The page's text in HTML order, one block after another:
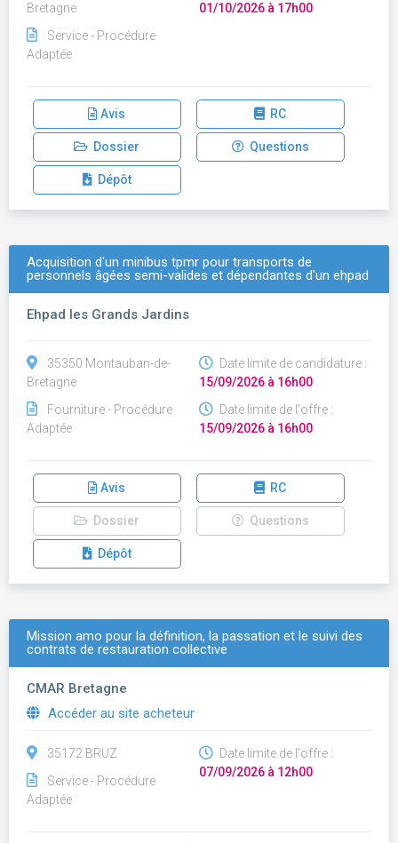
Bretagne
Service - Procédure
Adaptée
01/10/2026 à 17h00
Avis RC
Dossier Questions
Dépôt
Acquisition d'un minibus tpmr pour transports de
personnels âgées semi-valides et dépendantes d'un ehpad
Ehpad les Grands Jardins
35350 Montauban-de-
Bretagne
Fourniture - Procédure
Adaptée
Date limite de candidature :
15/09/2026 à 16h00
Date limite de l'offre :
15/09/2026 à 16h00
Avis RC
Dossier Questions
Dépôt
Mission amo pour la définition, la passation et le suivi des
contrats de restauration collective
CMAR Bretagne
Accéder au site acheteur
35172 BRUZ
Service - Procédure
Adaptée
Date limite de l'offre :
07/09/2026 à 12h00